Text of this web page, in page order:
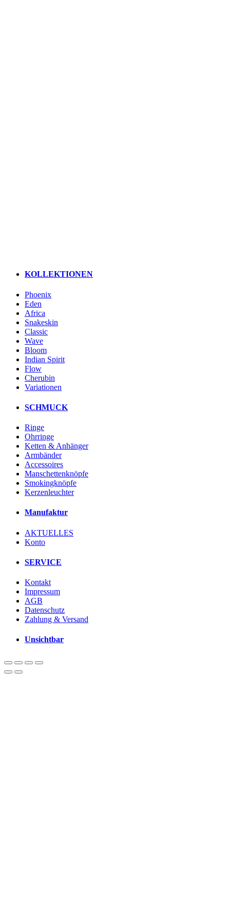
KOLLEKTIONEN
Phoenix
Eden
Africa
Snakeskin
Classic
Wave
Bloom
Indian Spirit
Flow
Cherubin
Variationen
SCHMUCK
Ringe
Ohrringe
Ketten & Anhänger
Armbänder
Accessoires
Manschettenknöpfe
Smokingknöpfe
Kerzenleuchter
Manufaktur
AKTUELLES
Konto
SERVICE
Kontakt
Impressum
AGB
Datenschutz
Zahlung & Versand
Unsichtbar